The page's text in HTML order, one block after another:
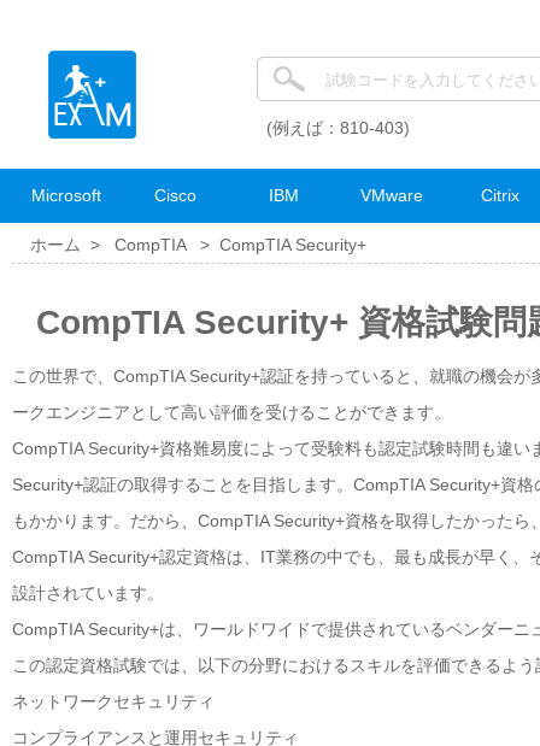
(例えば：810-403)
Microsoft Cisco IBM VMware Citrix
ホーム > CompTIA> CompTIA Security+
CompTIA Security+ 資格試験問
この世界で、CompTIA Security+認証を持っていると、就職の機会
ークエンジニアとして高い評価を受けることができます。
CompTIA Security+資格難易度によって受験料も認定試験時間も違
Security+認証の取得することを目指します。CompTIA Security+資
もかかります。だから、CompTIA Security+資格を取得したかった
CompTIA Security+認定資格は、IT業務の中でも、最も成長が早く
設計されています。
CompTIA Security+は、ワールドワイドで提供されているベンダーニ
この認定資格試験では、以下の分野におけるスキルを評価できるよ
ネットワークセキュリティ
コンプライアンスと運用セキュリティ